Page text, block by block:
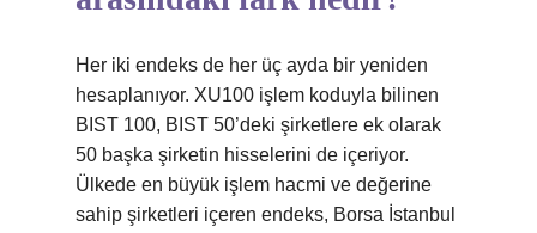
Her iki endeks de her üç ayda bir yeniden
hesaplanıyor. XU100 işlem koduyla bilinen
BIST 100, BIST 50’deki şirketlere ek olarak
50 başka şirketin hisselerini de içeriyor.
Ülkede en büyük işlem hacmi ve değerine
sahip şirketleri içeren endeks, Borsa İstanbul